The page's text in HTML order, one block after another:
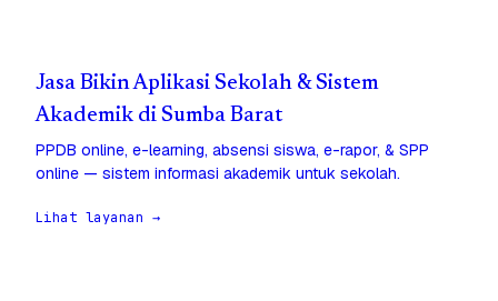
Jasa Bikin Aplikasi Sekolah & Sistem
Akademik di Sumba Barat
PPDB online, e-learning, absensi siswa, e-rapor, & SPP
online — sistem informasi akademik untuk sekolah.
Lihat layanan →